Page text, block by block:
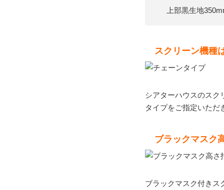
上部黒生地
スクリーン機種
シアターハウスのスク
タイプをご指定いただ
ブラックマスク
ブラックマスク付きス